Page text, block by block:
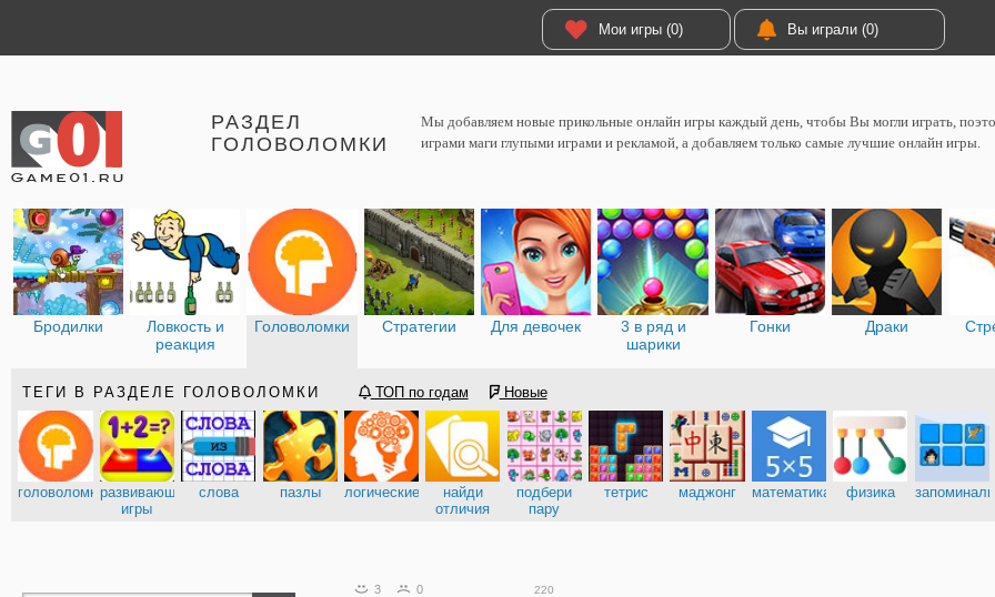
Мои игры (0) Вы играли (0)
РАЗДЕЛ
ГОЛОВОЛОМКИ
Мы добавляем новые прикольные онлайн игры каждый день, чтобы Вы могли играть,
играми маги глупыми играми и рекламой, а добавляем только самые лучшие онлайн игры.
Бродилки
Ловкость и
реакция
Головоломки Стратегии Для девочек
3 в ряд и
шарики
Гонки Драки
ТЕГИ В РАЗДЕЛЕ ГОЛОВОЛОМКИ ТОП по годам Новые
головоломкиразвивающие
игры
слова пазлы логические
найди
отличия
подбери
пару
тетрис маджонг математика физика запоминалки
3 0 220